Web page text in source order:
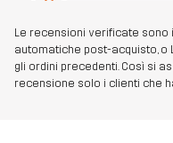
Realizzato per USO
Le recensioni verificate
automatiche post-acquisto, o
gli ordini precedenti. Così si
recensione solo i clienti che